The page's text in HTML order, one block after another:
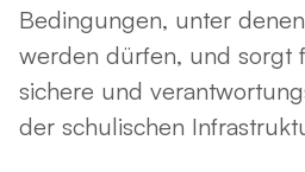
Bedingungen, unter
werden dürfen, und sorgt
sichere und
der schulischen